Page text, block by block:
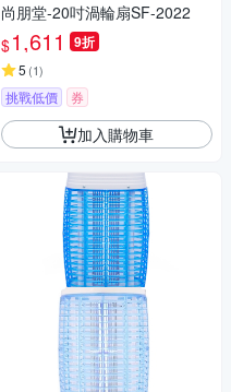
尚朋堂-20吋渦輪扇SF-2022
$1,611 9折
5 (1)
挑戰低價 券
加入購物車